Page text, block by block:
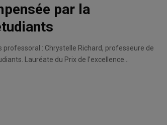
par la
professoral : Chrystelle Richard, professeure de
Lauréate du Prix de l’excellence